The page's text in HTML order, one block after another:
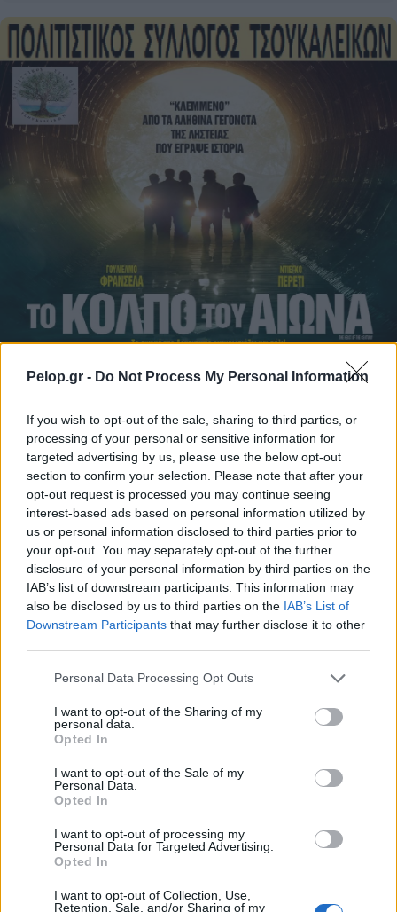
Pelop.gr - Do Not Process My Personal Information
If you wish to opt-out of the sale, sharing to third parties, or
processing of your personal or sensitive information for
targeted advertising by us, please use the below opt-out
section to confirm your selection. Please note that after your
opt-out request is processed you may continue seeing
interest-based ads based on personal information utilized by
us or personal information disclosed to third parties prior to
your opt-out. You may separately opt-out of the further
disclosure of your personal information by third parties on the
IAB’s list of downstream participants. This information may
also be disclosed by us to third parties on the IAB’s List of
Downstream Participants that may further disclose it to other
Please note that this website/app uses one or more Google
not limited to your visit or usage behaviour. You may click to
grant or deny consent to Google and its third-party tags to
use your data for below specified purposes in below Google
consent section.
Personal Data Processing Opt Outs
I want to opt-out of the Sharing of my
personal data.
Opted In
I want to opt-out of the Sale of my
Personal Data.
Opted In
I want to opt-out of processing my
Personal Data for Targeted Advertising.
Opted In
I want to opt-out of Collection, Use,
Retention, Sale, and/or Sharing of my
Τσουκαλέικα